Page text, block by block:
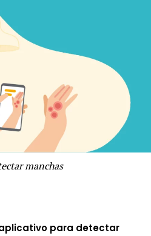
manchas
para detectar